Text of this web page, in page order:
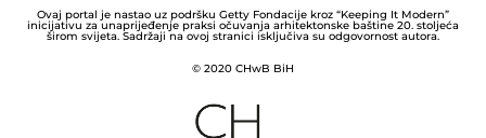
Ovaj portal je nastao uz podršku Getty Fondacije kroz “Keeping It Modern”
inicijativu za unaprijeđenje praksi očuvanja arhitektonske baštine 20. stoljeća
širom svijeta. Sadržaji na ovoj stranici isključiva su odgovornost autora.
© 2020 CHwB BiH